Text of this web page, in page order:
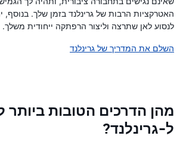
האטרקציות הרבות של גרינלנד בזמן שלך.
לנסוע לאן שתרצה וליצור הרפתקה ייחודית משלך.
השלם את המדריך של גרינלנד
מהן הדרכים הטובות ביותר
ל-גרינלנד?